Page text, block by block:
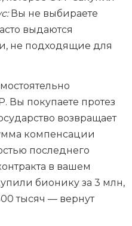
Вы не выбираете
выдаются
не подходящие для
Вы покупаете протез
возвращает
компенсации
последнего
в вашем
бионику за 3 млн,
тысяч — вернут